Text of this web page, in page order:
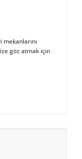
göz atmak için